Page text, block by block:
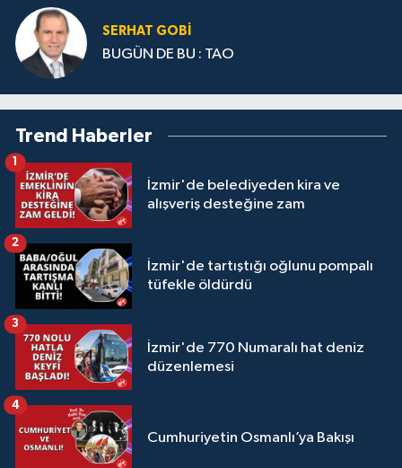
SERHAT GOBİ
BUGÜN DE BU : TAO
Trend Haberler
İzmir'de belediyeden kira ve
alışveriş desteğine zam
1
İzmir'de tartıştığı oğlunu pompalı
tüfekle öldürdü
2
İzmir'de 770 Numaralı hat deniz
düzenlemesi
3
Cumhuriyetin Osmanlı’ya Bakışı
4